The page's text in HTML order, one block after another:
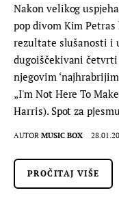
Nakon velikog
pop divom Kim
rezultate slušanosti i
dugoiščekivani
njegovim
„I'm Not Here To
Harris). Spot za
AUTOR MUSIC BOX
PROČITAJ VIŠE